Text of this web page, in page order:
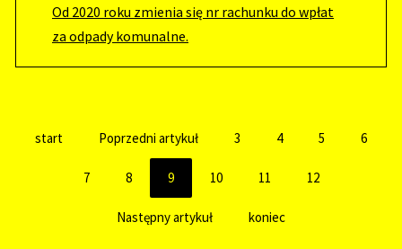
Od 2020 roku zmienia się nr rachunku do wpłat
za odpady komunalne.
start Poprzedni artykuł 3 4 5 6
7 8 9 10 11 12
Następny artykuł koniec